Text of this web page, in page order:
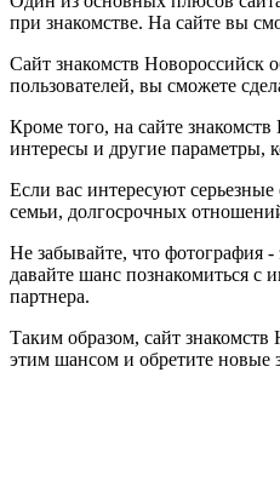
при знакомстве. На сайте вы
Сайт знакомств Новороссийск
пользователей, вы сможете
Кроме того, на сайте
интересы и другие параметры,
Если вас интересуют
семьи, долгосрочных
Не забывайте, что фотография -
давайте шанс познакомиться
партнера.
Таким образом, сайт
этим шансом и обретите новые